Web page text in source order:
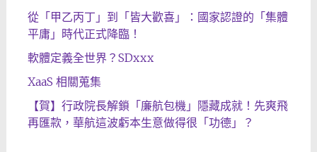
從「甲乙丙丁」到「皆大歡喜」：國家認證的「集體
平庸」時代正式降臨！
軟體定義全世界？SDxxx
XaaS 相關蒐集
【賀】行政院長解鎖「廉航包機」隱藏成就！先爽飛
再匯款，華航這波虧本生意做得很「功德」？